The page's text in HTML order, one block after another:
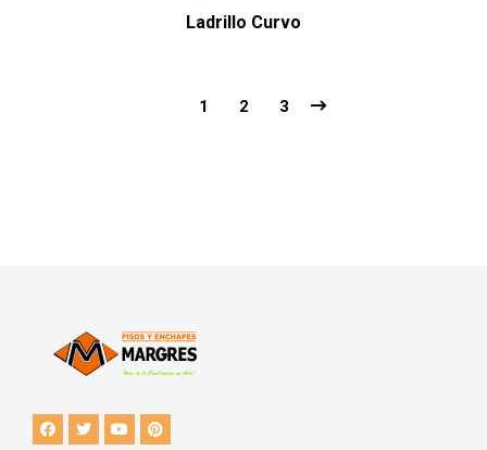
Ladrillo Curvo
1 2 3